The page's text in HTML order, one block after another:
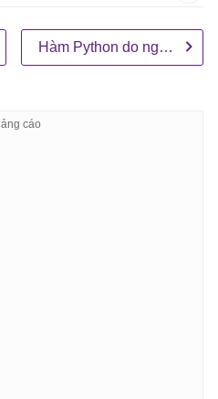
Hàm Python do người dùng tự định nghĩa